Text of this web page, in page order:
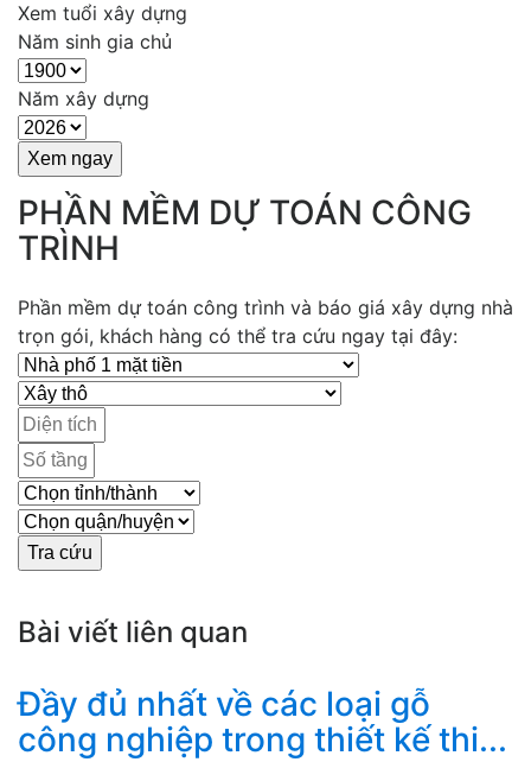
Xem tuổi xây dựng
Năm sinh gia chủ
Năm xây dựng
PHẦN MỀM DỰ TOÁN CÔNG
TRÌNH
Phần mềm dự toán công trình và báo giá xây dựng nhà
trọn gói, khách hàng có thể tra cứu ngay tại đây:
Bài viết liên quan
Đầy đủ nhất về các loại gỗ
công nghiệp trong thiết kế thi...